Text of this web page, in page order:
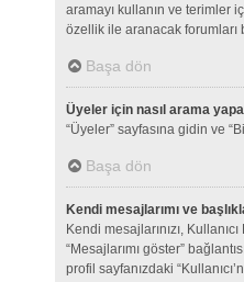
aramayı kullanın ve terimler
özellik ile aranacak forumları
Başa dön
Üyeler için nasıl arama
“Üyeler” sayfasına gidin ve
Başa dön
Kendi mesajlarımı ve
Kendi mesajlarınızı,
“Mesajlarımı göster”
profil sayfanızdaki